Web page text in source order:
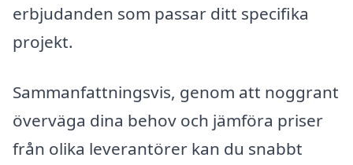
erbjudanden som passar ditt specifika
projekt.
Sammanfattningsvis, genom att noggrant
överväga dina behov och jämföra priser
från olika leverantörer kan du snabbt